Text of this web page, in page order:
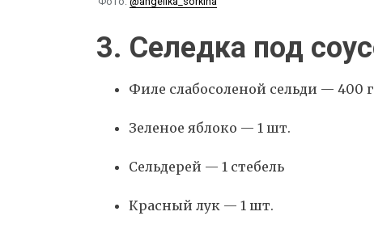
3. Селедка под
Филе слабосоленой сельди — 400 г
Зеленое яблоко — 1 шт.
Сельдерей — 1 стебель
Красный лук — 1 шт.